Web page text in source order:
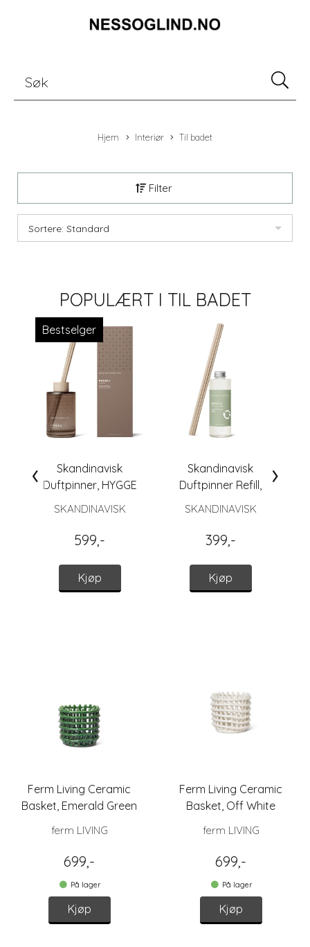
Hjem Interiør Til badet
Filter
Sortere: Standard
POPULÆRT I TIL BADET
Bestselger
Skandinavisk
Duftpinner, HYGGE
SKANDINAVISK
599,-
Kjøp
Skandinavisk
Duftpinner Refill,
FJORD
SKANDINAVISK
399,-
Kjøp
‹ ›
Ferm Living Ceramic
Basket, Emerald Green
ferm LIVING
699,-
På lager
Kjøp
Ferm Living Ceramic
Basket, Off White
ferm LIVING
699,-
På lager
Kjøp